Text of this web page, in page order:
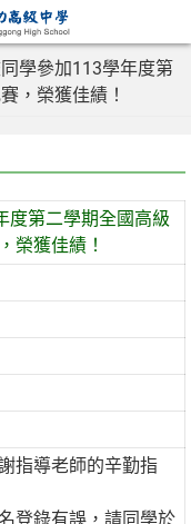
學參加113學年度第
，榮獲佳績！
度第二學期全國高級
榮獲佳績！
指導老師的辛勤指
登錄有誤，請同學於